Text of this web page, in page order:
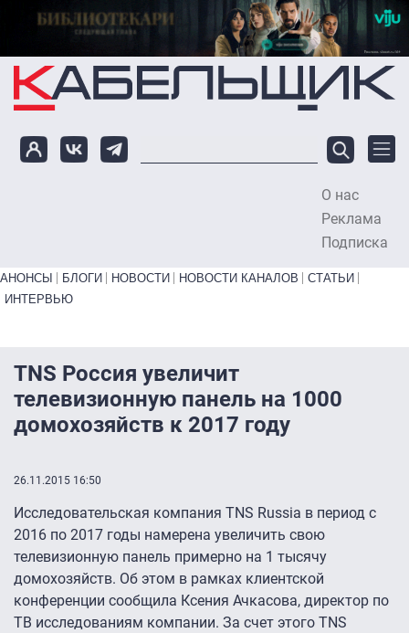
Перейти к основному содержанию
О нас
Реклама
Подписка
Primary links bottom
АНОНСЫ БЛОГИ НОВОСТИ НОВОСТИ КАНАЛОВ
СТАТЬИ
ИНТЕРВЬЮ
TNS Россия увеличит
телевизионную панель на 1000
домохозяйств к 2017 году
26.11.2015 16:50
Исследовательская компания TNS Russia в период с
2016 по 2017 годы намерена увеличить свою
телевизионную панель примерно на 1 тысячу
домохозяйств. Об этом в рамках клиентской
конференции сообщила Ксения Ачкасова, директор по
ТВ исследованиям компании. За счет этого TNS